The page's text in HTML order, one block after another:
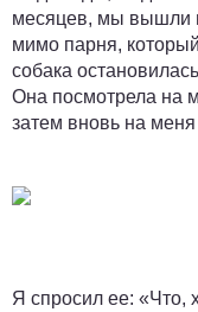
месяцев, мы вышли
мимо парня,
собака
Она посмотрела на
затем вновь на
Я спросил ее: «Что,